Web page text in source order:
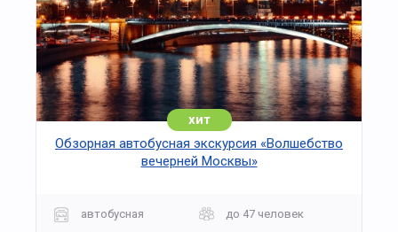
Экскурсия имеет просветительский характер и
подходит для школьников, студентов и
взрослых. Гид расскажет о становлении
предпринимательства в России, о
нравственных принципах, которыми
руководствовались меценаты прошлого, и о
том, как их идеи находят отклик в современной
жизни.
Музей «Благо Дарю» — это пространство
где каждый посетитель осознаёт ценность
личной инициативы, ответственности и добрых
хит
Обзорная автобусная экскурсия «Волшебство
вечерней Москвы»
автобусная
до 47 человек